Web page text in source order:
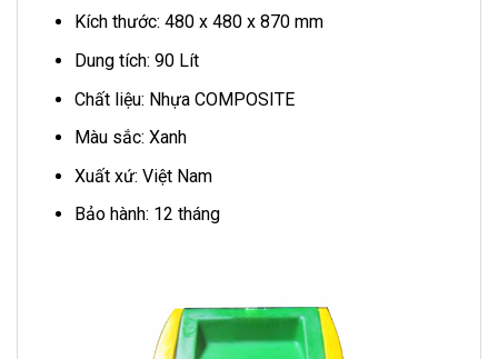
Kích thước: 480 x 480 x 870 mm
Dung tích: 90 Lít
Chất liệu: Nhựa COMPOSITE
Màu sắc: Xanh
Xuất xứ: Việt Nam
Bảo hành: 12 tháng